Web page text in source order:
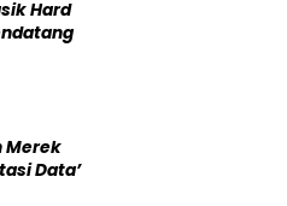
Hard
Merek
Data’